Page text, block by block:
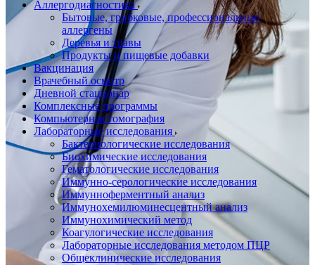
Аллергодиагностика
Бытовые, грибковые, профессиональные
аллергены
Деревья и травы
Продукты и пищевые добавки
Вакцинация
Врачебный осмотр
Дневной стационар
Комплексные программы
Компьютерная томография
Лабораторные исследования
Бактериологические исследования
Биохимические исследования
Гематологические исследования
Иммунно-серологические исследования
Иммунноферментный анализ
Иммунохемилюминесцентный анализ
Иммунохимический метод
Коагулогические исследования
Лабораторные исследования методом ПЦР
Общеклинические исследования